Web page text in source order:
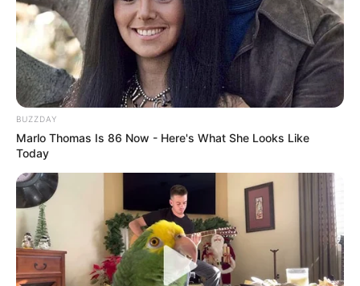
BUZZDAY
Marlo Thomas Is 86 Now - Here's What She Looks Like
Today